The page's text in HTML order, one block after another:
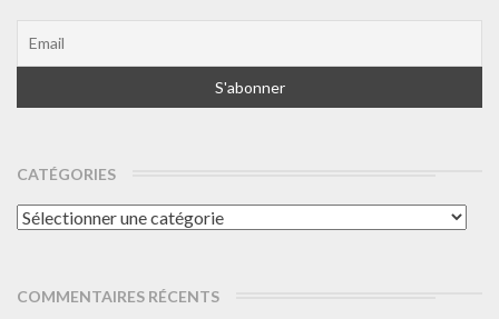
CATÉGORIES
Catégories
COMMENTAIRES RÉCENTS